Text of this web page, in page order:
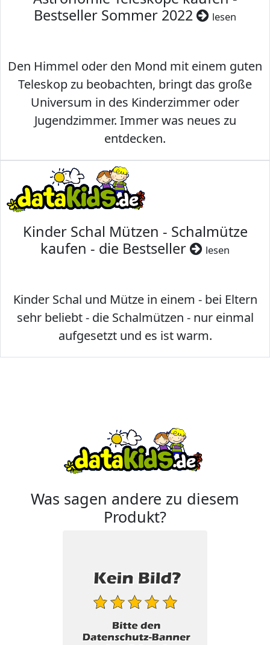
Bestseller Sommer 2022
lesen
Den Himmel oder den Mond mit einem guten
Teleskop zu beobachten, bringt das große
Universum in des Kinderzimmer oder
Jugendzimmer. Immer was neues zu
entdecken.
Kinder Schal Mützen - Schalmütze
kaufen - die Bestseller
lesen
Kinder Schal und Mütze in einem - bei Eltern
sehr beliebt - die Schalmützen - nur einmal
aufgesetzt und es ist warm.
Was sagen andere zu diesem
Produkt?